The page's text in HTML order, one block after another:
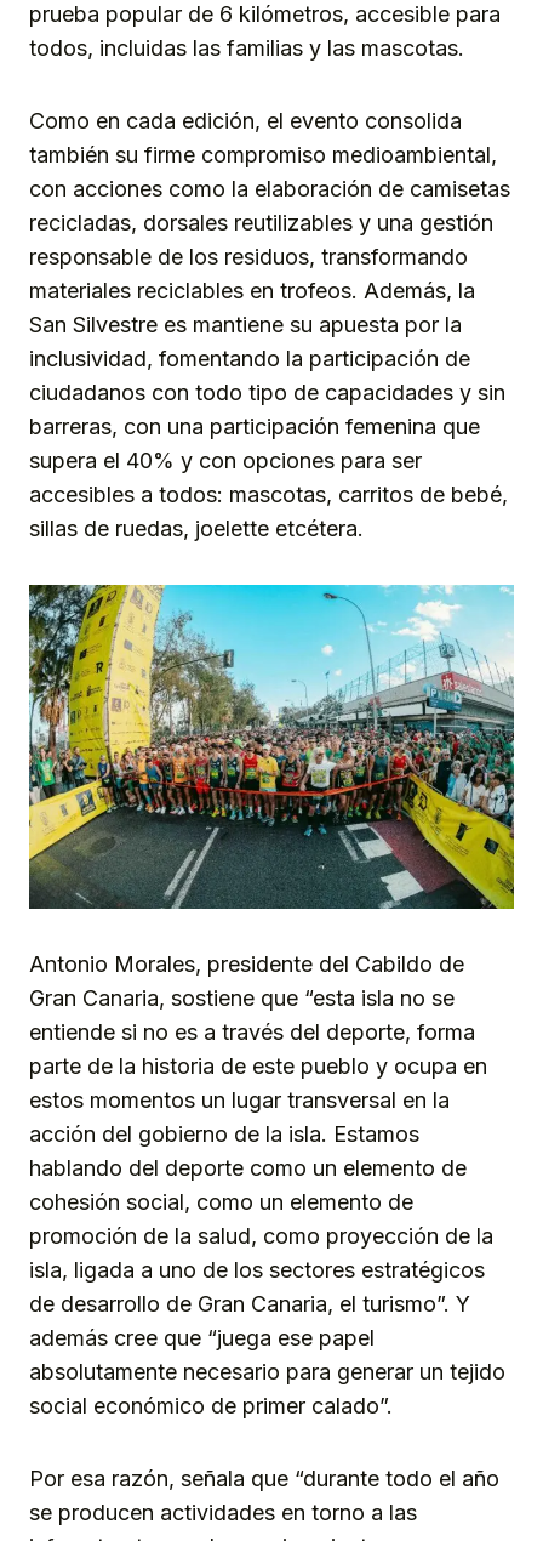
prueba popular de 6 kilómetros, accesible para
todos, incluidas las familias y las mascotas.
Como en cada edición, el evento consolida
también su firme compromiso medioambiental,
con acciones como la elaboración de camisetas
recicladas, dorsales reutilizables y una gestión
responsable de los residuos, transformando
materiales reciclables en trofeos. Además, la
San Silvestre es mantiene su apuesta por la
inclusividad, fomentando la participación de
ciudadanos con todo tipo de capacidades y sin
barreras, con una participación femenina que
supera el 40% y con opciones para ser
accesibles a todos: mascotas, carritos de bebé,
sillas de ruedas, joelette etcétera.
Antonio Morales, presidente del Cabildo de
Gran Canaria, sostiene que “esta isla no se
entiende si no es a través del deporte, forma
parte de la historia de este pueblo y ocupa en
estos momentos un lugar transversal en la
acción del gobierno de la isla. Estamos
hablando del deporte como un elemento de
cohesión social, como un elemento de
promoción de la salud, como proyección de la
isla, ligada a uno de los sectores estratégicos
de desarrollo de Gran Canaria, el turismo”. Y
además cree que “juega ese papel
absolutamente necesario para generar un tejido
social económico de primer calado”.
Por esa razón, señala que “durante todo el año
se producen actividades en torno a las